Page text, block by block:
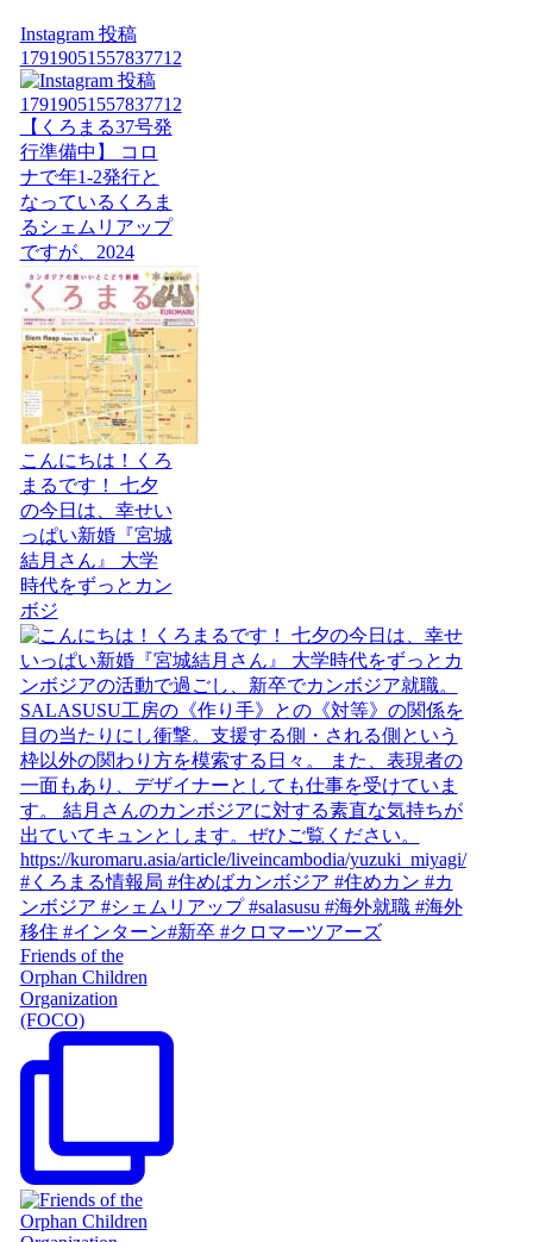
Instagram 投稿
17919051557837712
【くろまる37号発
行準備中】 コロ
ナで年1-2発行と
なっているくろま
るシェムリアップ
ですが、2024
こんにちは！くろ
まるです！ 七夕
の今日は、幸せい
っぱい新婚『宮城
結月さん』 大学
時代をずっとカン
ボジ
Friends of the
Orphan Children
Organization
(FOCO)